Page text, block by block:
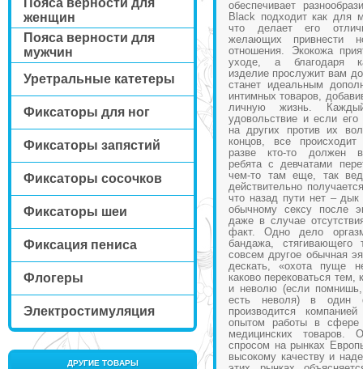
Пояса верности для
женщин
Пояса верности для
мужчин
Уретральные катетеры
Фиксаторы для ног
Фиксаторы запястий
Фиксаторы сосочков
Фиксаторы шеи
Фиксация пениса
Флогеры
Электростимуляция
ДРУГИЕ ТОВАРЫ
обеспечивает
Black подходит как для
что делает его
желающих привнести
отношения. Экокожа
уходе, а благодаря
изделие прослужит вам
станет идеальным
интимных товаров,
личную жизнь.
удовольствие и если
на других против их
концов, все
разве кто-то должен
ребята с девчатами
чем-то там еще, так
действительно
что назад пути нет –
обычному сексу после
даже в случае
факт. Одно дело
бандажа,
совсем другое обычная
дескать, «охота пуще
каково перековаться тем,
и неволю (если
есть неволя) в один
производится
опытом работы в сфере
медицинских товаров.
спросом на рынках
высокому качеству и